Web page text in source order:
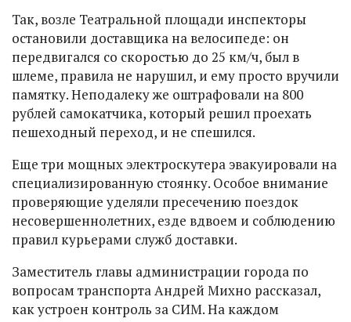
Так, возле Театральной площади инспекторы
остановили доставщика на велосипеде: он
передвигался со скоростью до 25 км/ч, был в
шлеме, правила не нарушил, и ему просто вручили
памятку. Неподалеку же оштрафовали на 800
рублей самокатчика, который решил проехать
пешеходный переход, и не спешился.
Еще три мощных электроскутера эвакуировали на
специализированную стоянку. Особое внимание
проверяющие уделяли пресечению поездок
несовершеннолетних, езде вдвоем и соблюдению
правил курьерами служб доставки.
Заместитель главы администрации города по
вопросам транспорта Андрей Михно рассказал,
как устроен контроль за СИМ. На каждом